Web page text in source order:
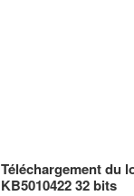
Téléchargement du
KB5010422 32 bits